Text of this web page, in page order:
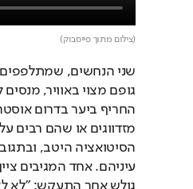
(צילום מתוך פייסבוק)
גולש אחר התעקש: "לא